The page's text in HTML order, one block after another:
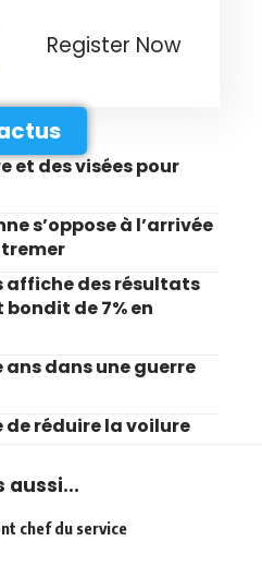
Register Now
et des visées pour
s’oppose à l’arrivée
affiche des résultats
bondit de 7% en
dans une guerre
réduire la voilure
aussi...
chef du service